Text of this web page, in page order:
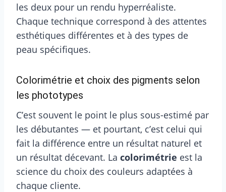
les deux pour un rendu hyperréaliste.
Chaque technique correspond à des attentes
esthétiques différentes et à des types de
peau spécifiques.
Colorimétrie et choix des pigments selon
les phototypes
C’est souvent le point le plus sous-estimé par
les débutantes — et pourtant, c’est celui qui
fait la différence entre un résultat naturel et
un résultat décevant. La colorimétrie est la
science du choix des couleurs adaptées à
chaque cliente.